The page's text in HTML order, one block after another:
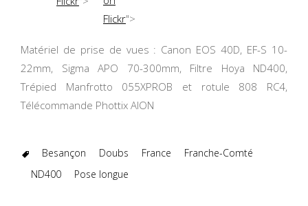
Flickr">
Matériel de prise de vues : Canon EOS 40D, EF-S 10-
22mm, Sigma APO 70-300mm, Filtre Hoya ND400,
Trépied Manfrotto 055XPROB et rotule 808 RC4,
Télécommande Phottix AION
Besançon Doubs France
Franche-Comté
ND400
Pose longue